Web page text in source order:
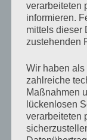
verarbeiteten
informieren.
mittels dieser
zustehenden
Wir haben als
zahlreiche
Maßnahmen
lückenlosen
verarbeiteten